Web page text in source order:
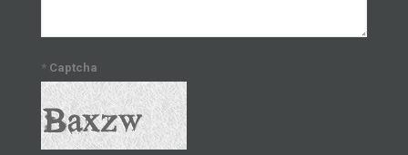
* Captcha